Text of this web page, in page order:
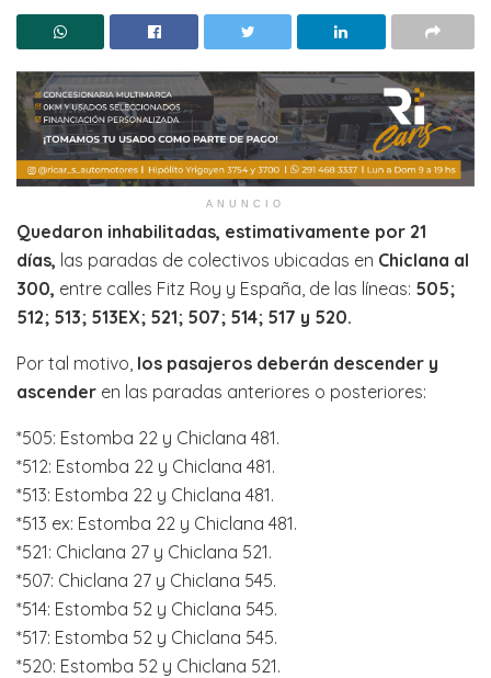
ANUNCIO
Quedaron inhabilitadas, estimativamente por 21
días, las paradas de colectivos ubicadas en Chiclana al
300, entre calles Fitz Roy y España, de las líneas: 505;
512; 513; 513EX; 521; 507; 514; 517 y 520.
Por tal motivo, los pasajeros deberán descender y
ascender en las paradas anteriores o posteriores:
*505: Estomba 22 y Chiclana 481.
*512: Estomba 22 y Chiclana 481.
*513: Estomba 22 y Chiclana 481.
*513 ex: Estomba 22 y Chiclana 481.
*521: Chiclana 27 y Chiclana 521.
*507: Chiclana 27 y Chiclana 545.
*514: Estomba 52 y Chiclana 545.
*517: Estomba 52 y Chiclana 545.
*520: Estomba 52 y Chiclana 521.